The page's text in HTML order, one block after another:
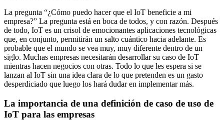
La pregunta “¿Cómo puedo hacer que el IoT beneficie a mi
empresa?” La pregunta está en boca de todos, y con razón. Después
de todo, IoT es un crisol de emocionantes aplicaciones tecnológicas
que, en conjunto, permitirán un salto cuántico hacia adelante. Es
probable que el mundo se vea muy, muy diferente dentro de un
siglo. Muchas empresas necesitarán desarrollar su caso de IoT
mientras hacen negocios con otras. Todo lo que les espera si se
lanzan al IoT sin una idea clara de lo que pretenden es un gasto
desperdiciado que luego los hará dudar en implementar más.
La importancia de una definición de caso de uso de
IoT para las empresas